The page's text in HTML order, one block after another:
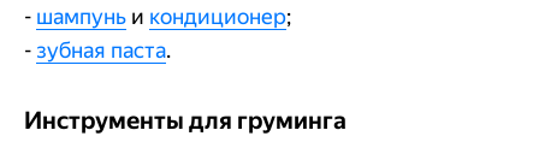
- шампунь и кондиционер;
- зубная паста.
Инструменты для груминга